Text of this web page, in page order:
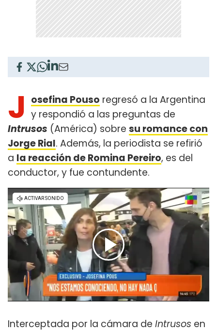
J osefina Pouso regresó a la Argentina
y respondió a las preguntas de
Intrusos (América) sobre su romance con
Jorge Rial. Además, la periodista se refirió
a la reacción de Romina Pereiro, es del
conductor, y fue contundente.
Interceptada por la cámara de Intrusos en